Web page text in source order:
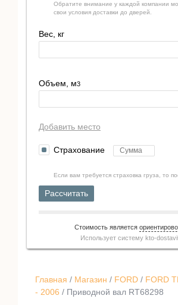
Главная / Магазин / FORD / FORD
- 2006 / Приводной вал RT68298
Обратите внимание у каждой компании
свои условия доставки до дверей.
Вес, кг
Объем, м3
Добавить место
Страхование
Если вам требуется страховка груза, то
Рассчитать
Стоимость является
Использует систему kto-